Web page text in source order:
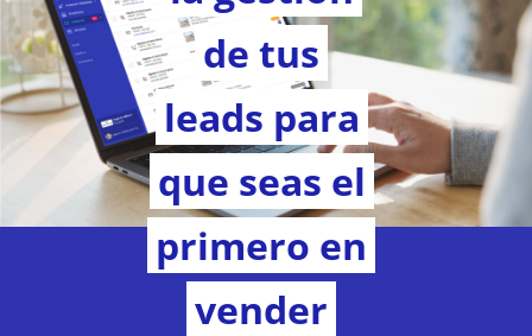
de tus
leads para
que seas el
primero en
vender